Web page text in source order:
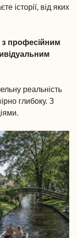
історії, від яких
з професійним
реальність
глибоку. З